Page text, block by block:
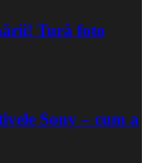
Tură foto
Sony – cum a